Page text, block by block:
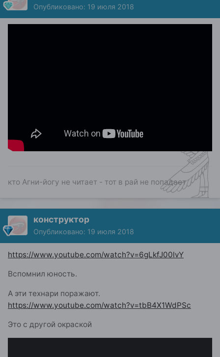
Опубликовано: 19 июля 2018
кто Агни-йогу не читает - тот в рай не попадает
конструктор
Опубликовано: 19 июля 2018
https://www.youtube.com/watch?v=6gLkfJ00lvY
Вспомнил юность.
А эти технари поражают.
https://www.youtube.com/watch?v=tbB4X1WdPSc
Это с другой окраской